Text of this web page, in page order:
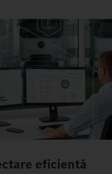
eficientă